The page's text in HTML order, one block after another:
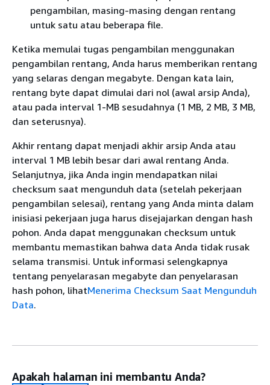
pengambilan, masing-masing dengan rentang
untuk satu atau beberapa file.
Ketika memulai tugas pengambilan menggunakan
pengambilan rentang, Anda harus memberikan rentang
yang selaras dengan megabyte. Dengan kata lain,
rentang byte dapat dimulai dari nol (awal arsip Anda),
atau pada interval 1-MB sesudahnya (1 MB, 2 MB, 3 MB,
dan seterusnya).
Akhir rentang dapat menjadi akhir arsip Anda atau
interval 1 MB lebih besar dari awal rentang Anda.
Selanjutnya, jika Anda ingin mendapatkan nilai
checksum saat mengunduh data (setelah pekerjaan
pengambilan selesai), rentang yang Anda minta dalam
inisiasi pekerjaan juga harus disejajarkan dengan hash
pohon. Anda dapat menggunakan checksum untuk
membantu memastikan bahwa data Anda tidak rusak
selama transmisi. Untuk informasi selengkapnya
tentang penyelarasan megabyte dan penyelarasan
hash pohon, lihatMenerima Checksum Saat Mengunduh
Data.
Apakah halaman ini membantu Anda?